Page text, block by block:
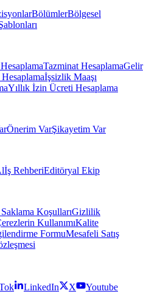
BölümlerBölgesel
Tazminat HesaplamaGelir
İşsizlik Maaşı
Yıllık İzin Ücreti Hesaplama
Önerim VarŞikayetim Var
İş RehberiEditöryal Ekip
KoşullarıGizlilik
KullanımıKalite
FormuMesafeli Satış
LinkedIn X
Youtube